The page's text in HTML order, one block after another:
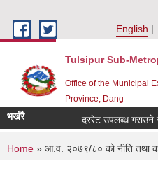
English
Tulsipur Sub-
Office of the Municipal
Province, Dang
भर्खरै दररेट उपलब्ध गराउने
You are here
Home » आ.व. २०७९/८० को नीति तथा